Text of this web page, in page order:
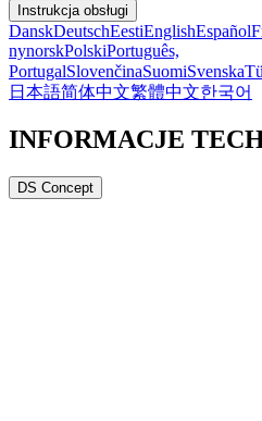
Instrukcja obsługi
DanskDeutschEestiEnglishEspañol
nynorskPolskiPortuguês,
PortugalSlovenčinaSuomiSvenska
日本語简体中文繁體中文한국어
INFORMACJE
DS Concept